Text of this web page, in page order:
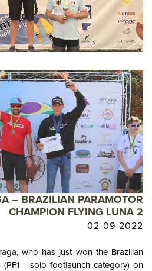
– BRAZILIAN PARAMOTOR
CHAMPION FLYING LUNA 2
02-09-2022
who has just won the Brazilian
(PF1 - solo footlaunch category) on